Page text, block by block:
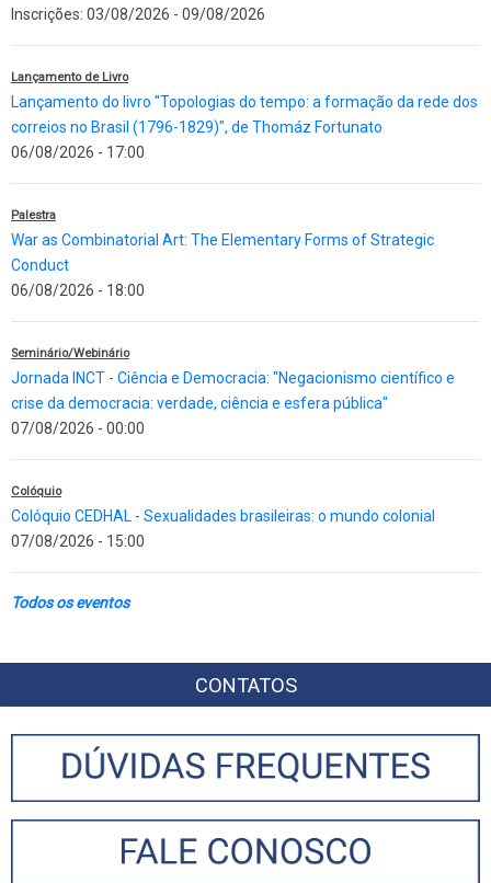
Inscrições: 03/08/2026 - 09/08/2026
Lançamento de Livro
Lançamento do livro "Topologias do tempo: a formação da rede dos
correios no Brasil (1796-1829)", de Thomáz Fortunato
06/08/2026 - 17:00
Palestra
War as Combinatorial Art: The Elementary Forms of Strategic
Conduct
06/08/2026 - 18:00
Seminário/Webinário
Jornada INCT - Ciência e Democracia: "Negacionismo científico e
crise da democracia: verdade, ciência e esfera pública"
07/08/2026 - 00:00
Colóquio
Colóquio CEDHAL - Sexualidades brasileiras: o mundo colonial
07/08/2026 - 15:00
Todos os eventos
CONTATOS